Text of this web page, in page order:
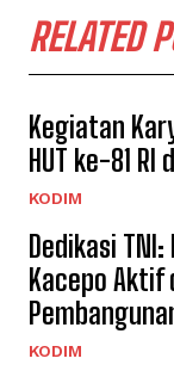
RELATED
Kegiatan
HUT ke-81 RI
KODIM
Dedikasi
Kacepo Aktif
KODIM